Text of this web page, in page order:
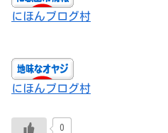
にほんブログ村
にほんブログ村
0